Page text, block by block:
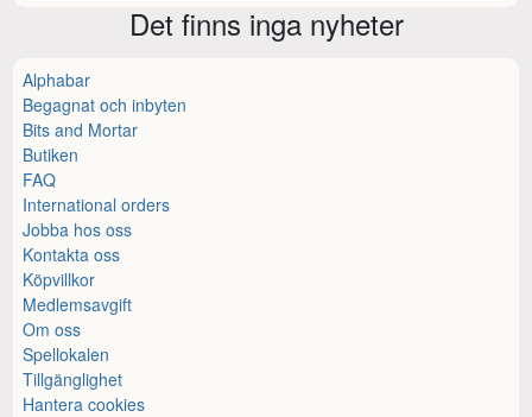
Det finns inga nyheter
Alphabar
Begagnat och inbyten
Bits and Mortar
Butiken
FAQ
International orders
Jobba hos oss
Kontakta oss
Köpvillkor
Medlemsavgift
Om oss
Spellokalen
Tillgänglighet
Hantera cookies